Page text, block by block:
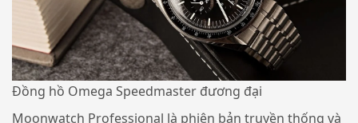
Đồng hồ Omega Speedmaster đương đại
Moonwatch Professional là phiên bản truyền thống và